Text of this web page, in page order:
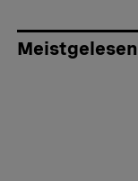
Meistgelesen